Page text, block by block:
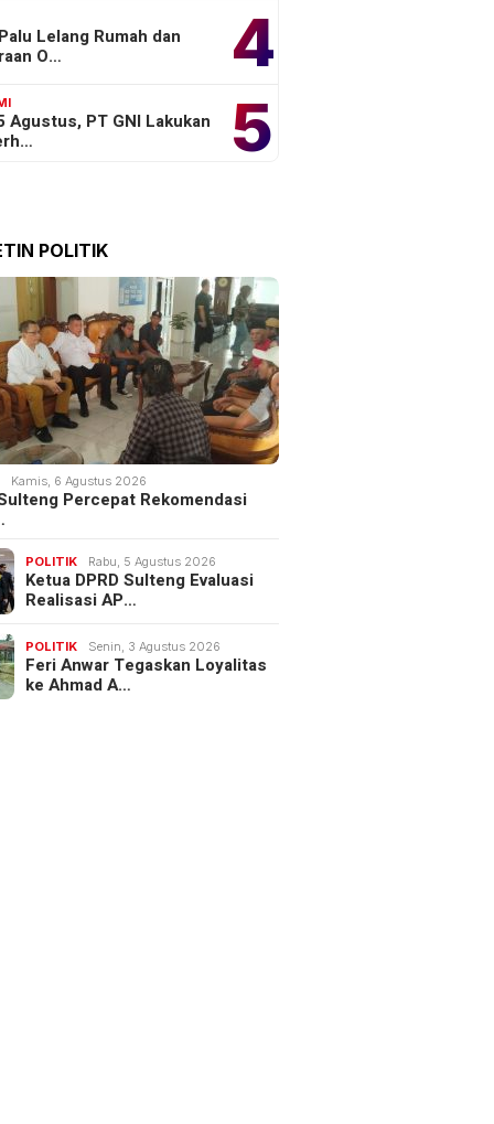
4
Lelang Rumah dan
O…
5
Agustus, PT GNI Lakukan
POLITIK
Kamis, 6 Agustus 2026
Percepat Rekomendasi
POLITIK Rabu, 5 Agustus 2026
Ketua DPRD Sulteng Evaluasi
Realisasi AP…
POLITIK Senin, 3 Agustus 2026
Feri Anwar Tegaskan Loyalitas
ke Ahmad A…